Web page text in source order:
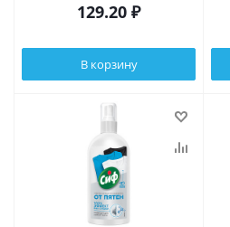
129.20 ₽
В корзину